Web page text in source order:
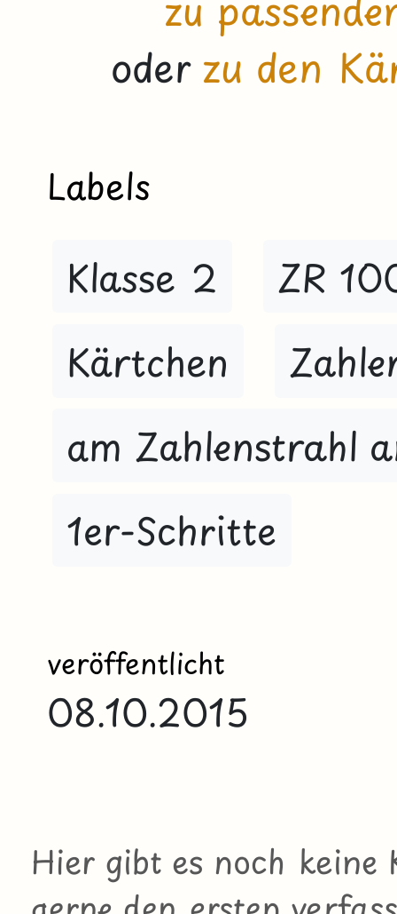
oder zu den
Labels
Klasse 2
ZR
Kärtchen
am Zahlenstrahl
1er-Schritte
veröffentlicht
08.10.2015
Hier gibt es noch keine